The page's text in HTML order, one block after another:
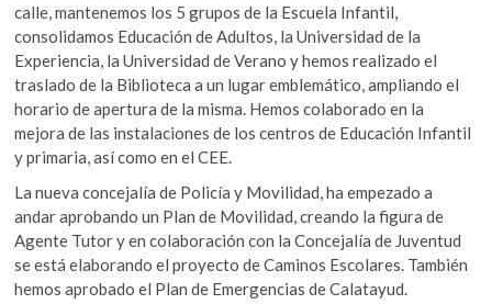
calle, mantenemos los 5 grupos de la Escuela Infantil,
consolidamos Educación de Adultos, la Universidad de la
Experiencia, la Universidad de Verano y hemos realizado el
traslado de la Biblioteca a un lugar emblemático, ampliando el
horario de apertura de la misma. Hemos colaborado en la
mejora de las instalaciones de los centros de Educación Infantil
y primaria, así como en el CEE.
La nueva concejalía de Policía y Movilidad, ha empezado a
andar aprobando un Plan de Movilidad, creando la figura de
Agente Tutor y en colaboración con la Concejalía de Juventud
se está elaborando el proyecto de Caminos Escolares. También
hemos aprobado el Plan de Emergencias de Calatayud.